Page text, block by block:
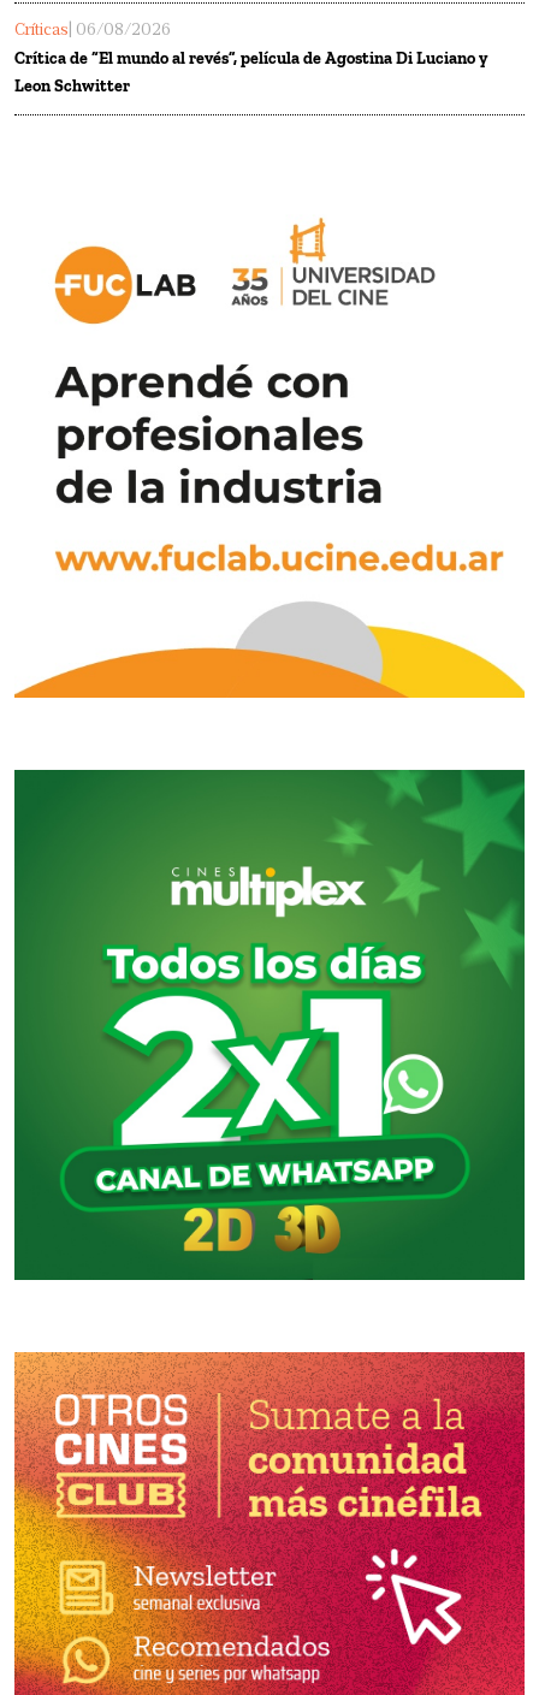
Críticas | 06/08/2026
Crítica de “El mundo al revés”, película de Agostina Di Luciano y
Leon Schwitter